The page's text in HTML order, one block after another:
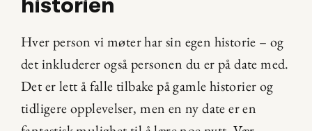
historien
Hver person vi møter har sin egen historie – og
det inkluderer også personen du er på date med.
Det er lett å falle tilbake på gamle historier og
tidligere opplevelser, men en ny date er en